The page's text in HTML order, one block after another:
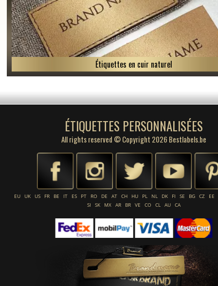
Étiquettes en cuir naturel
ÉTIQUETTES PERSONNALISÉES
All rights reserved © Copyright 2026 Bestlabels.be
EU UK US FR BE IT ES PT RO DE AT CH HU PL NL DK FI SE BG CZ
EE
SI
SK MX AR BR VE CO CL AU CA